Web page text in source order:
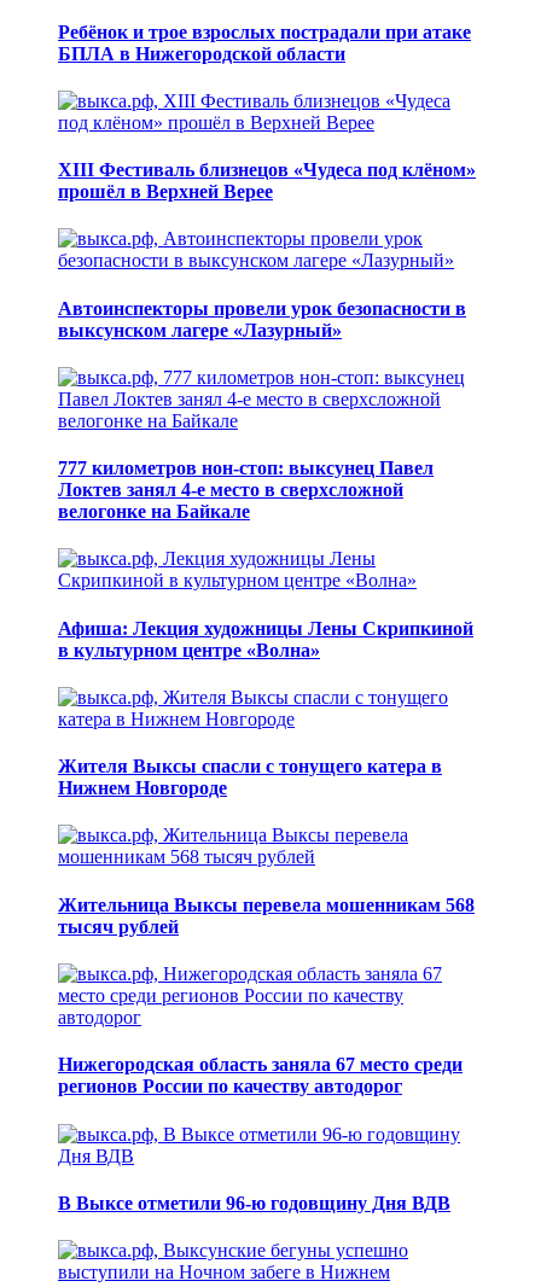
Ребёнок и трое взрослых пострадали при атаке
БПЛА в Нижегородской области
XIII Фестиваль близнецов «Чудеса под клёном»
прошёл в Верхней Верее
Автоинспекторы провели урок безопасности в
выксунском лагере «Лазурный»
777 километров нон-стоп: выксунец Павел
Локтев занял 4-е место в сверхсложной
велогонке на Байкале
Афиша: Лекция художницы Лены Скрипкиной
в культурном центре «Волна»
Жителя Выксы спасли с тонущего катера в
Нижнем Новгороде
Жительница Выксы перевела мошенникам 568
тысяч рублей
Нижегородская область заняла 67 место среди
регионов России по качеству автодорог
В Выксе отметили 96-ю годовщину Дня ВДВ